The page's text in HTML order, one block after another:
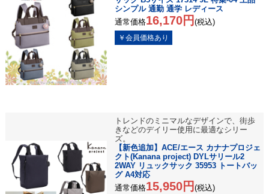
シンプル 通勤 通学 レディース
通常価格16,170円 (税込)
トレンドのミニマルなデザインで、街歩
きなどのデイリー使用に最適なシリー
ズ。
【新色追加】ACE/エース カナナプロジェ
クト(Kanana project) DYLサリール2
2WAY リュックサック 35953 トートバッ
グ A4対応
通常価格15,950円 (税込)